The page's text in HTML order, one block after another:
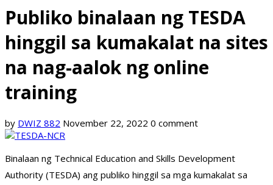
Publiko binalaan ng TESDA
hinggil sa kumakalat na sites
na nag-aalok ng online
training
by DWIZ 882 November 22, 2022 0 comment
Binalaan ng Technical Education and Skills Development
Authority (TESDA) ang publiko hinggil sa mga kumakalat sa